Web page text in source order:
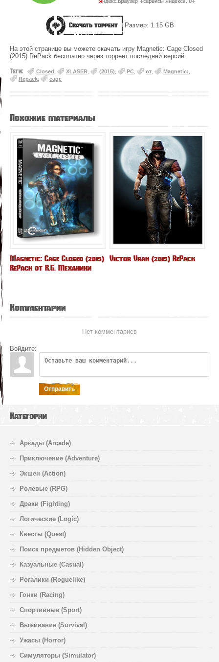
Скачать торрент Размер: 1.15 GB
На этой странице вы можете скачать игру Magnetic: Cage Closed
(2015) RePack бесплатно через торрент последней версий.
Теги: Closed XLASER (2015) PC от Magnetic:
Repack
cage
Похожие материалы
Magnetic: Cage Closed (2015)
RePack от R.G. Механики
Victor Vran (2015) RePack
Комментарии
Нет комментариев
Войдите:
Отправить
Категории
Аркады (Arcade)
Приключение (Adventure)
Экшен (Action)
Ролевые (RPG)
Драки (Fighting)
Логические (Logic)
Квесты (Quest)
Поиск предметов (Hidden Object)
Казуальные (Casual)
Рогалики (Roguelike)
Гонки (Racing)
Спортивные (Sport)
Выживание (Survival)
Ужасы (Horror)
Симуляторы (Simulator)